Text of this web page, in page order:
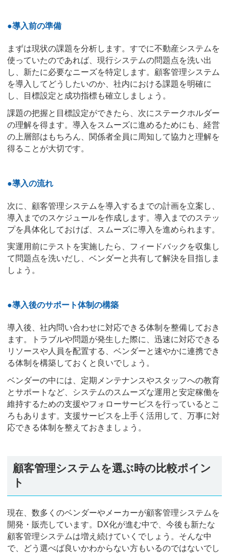
●導入前の準備
まずは現状の課題を分析します。すでに不動産システムを
使っていたのであれば、現行システムの問題点を洗い出
し、新たに必要なニーズを特定します。顧客管理システム
を導入してどうしたいのか、社内における課題を明確に
し、目標設定と成功指標も確立しましょう。
課題の把握と目標設定ができたら、次にステークホルダー
の理解を得ます。導入をスムーズに進めるためにも、経営
の上層部はもちろん、関係者全員に周知して協力と理解を
得ることが大切です。
●導入の流れ
次に、顧客管理システムを導入するまでの計画を立案し、
導入までのスケジュールを作成します。導入までのステッ
プを具体化しておけば、スムーズに導入を進められます。
実運用前にテストを実施したら、フィードバックを収集し
て問題点を洗いだし、ベンダーと共有して解決を目指しま
しょう。
●導入後のサポート体制の構築
導入後、社内問い合わせに対応できる体制を整備しておき
ます。トラブルや問題が発生した際に、迅速に対応できる
リソースや人員を配置する、ベンダーと速やかに連携でき
る体制を構築しておくと良いでしょう。
ベンダーの中には、定期メンテナンスやスタッフへの教育
とサポートなど、システムのスムーズな運用と安定稼働を
維持するための支援やフォローサービスを行っているとこ
ろもあります。支援サービスを上手く活用して、万事に対
応できる体制を整えておきましょう。
顧客管理システムを選ぶ時の比較ポイン
ト
現在、数多くのベンダーやメーカーが顧客管理システムを
開発・販売しています。DX化が進む中で、今後も新たな
顧客管理システムは増え続けていくでしょう。そんな中
で、どう選べば良いかわからない方もいるのではないでし